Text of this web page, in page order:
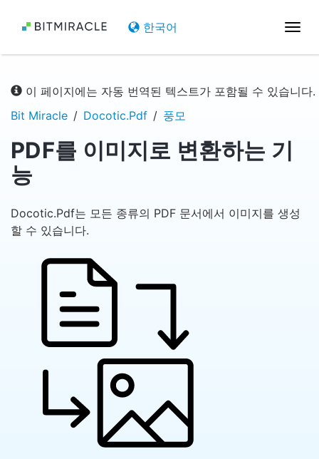
한국어
탐
이 페이지에는 자동 번역된 텍스트가 포함될 수 있습니다.
Bit Miracle
Docotic.Pdf 풍모
PDF를 이미지로 변환하는 기
능
Docotic.Pdf는 모든 종류의 PDF 문서에서 이미지를 생성
할 수 있습니다.